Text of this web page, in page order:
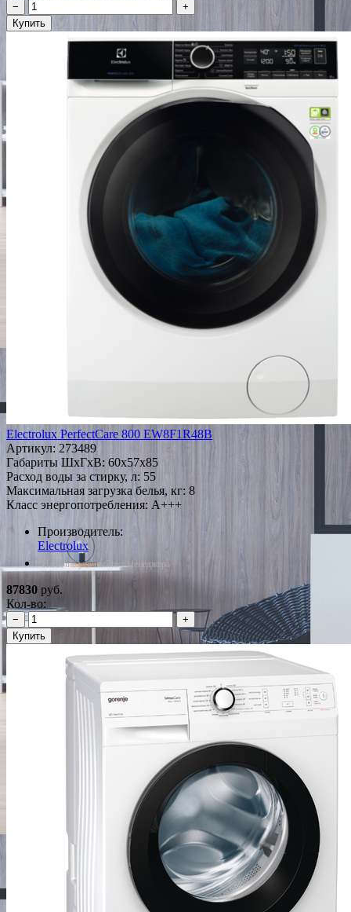
−
+
Купить
Electrolux PerfectCare 800 EW8F1R48B
Артикул: 273489
Габариты ШxГxВ: 60x57x85
Расход воды за стирку, л: 55
Максимальная загрузка белья, кг: 8
Класс энергопотребления: A+++
Производитель:
Electrolux
*Наличие уточняйте у менеджера
87830 руб.
Кол-во:
−
+
Купить